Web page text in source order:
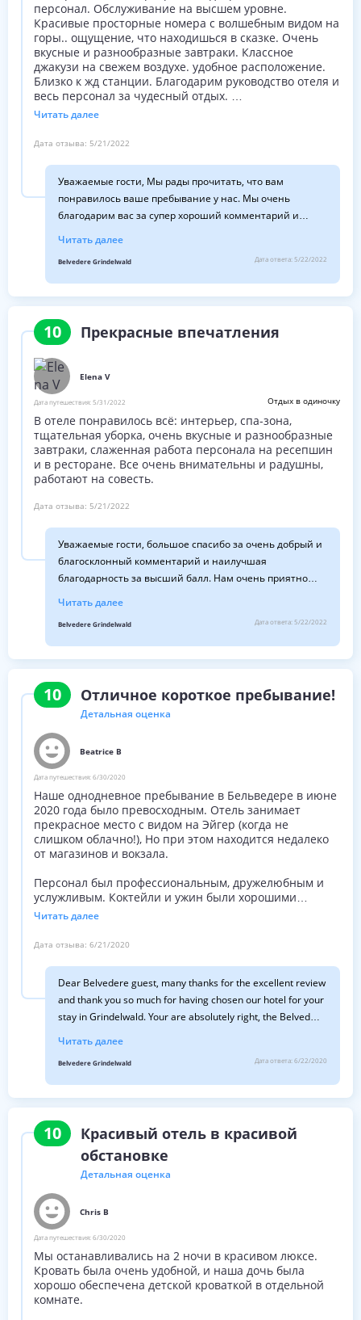
персонал. Обслуживание на высшем уровне.
Красивые просторные номера с волшебным видом на
горы.. ощущение, что находишься в сказке. Очень
вкусные и разнообразные завтраки. Классное
джакузи на свежем воздухе. удобное расположение.
Близко к жд станции. Благодарим руководство отеля и
весь персонал за чудесный отдых.
Светлана. Киев
Читать далее
Дата отзыва: 5/21/2022
Уважаемые гости, Мы рады прочитать, что вам
понравилось ваше пребывание у нас. Мы очень
благодарим вас за супер хороший комментарий и
теплыми пожеланиями Урс-Б. Хаузер с семьей и
сотрудниками
Читать далее
Belvedere Grindelwald Дата ответа:5/22/2022
10 Прекрасные впечатления
Elena V
Дата путешествия:5/31/2022 Отдых в одиночку
В отеле понравилось всё: интерьер, спа-зона,
тщательная уборка, очень вкусные и разнообразные
завтраки, слаженная работа персонала на ресепшин
и в ресторане. Все очень внимательны и радушны,
работают на совесть.
Дата отзыва: 5/21/2022
Уважаемые гости, большое спасибо за очень добрый и
благосклонный комментарий и наилучшая
благодарность за высший балл. Нам очень приятно
Мы желаем вам всего наилучшего и будем рады
приветствовать вас снова. С наилучшими
пожеланиями Урс-Б. Хаузер с семьей и сотрудниками
Читать далее
Belvedere Grindelwald Дата ответа:5/22/2022
10 Отличное короткое пребывание!
Детальная оценка
Beatrice B
Дата путешествия:6/30/2020
Наше однодневное пребывание в Бельведере в июне
2020 года было превосходным. Отель занимает
прекрасное место с видом на Эйгер (когда не
слишком облачно!), Но при этом находится недалеко
от магазинов и вокзала.
Персонал был профессиональным, дружелюбным и
услужливым. Коктейли и ужин были хорошими
(несмотря на несколько ограниченное меню,
связанное с Covid). Завтрак был восхитительным -
хороший выбор хорошо оформлен. Обслуживание в
Белеведере - отличный выбор в качестве базы для
знакомства с регионом.
Читать далее
Дата отзыва: 6/21/2020
Dear Belvedere guest, many thanks for the excellent review
and thank you so much for having chosen our hotel for your
stay in Grindelwald. Your are absolutely right, the Belvedere
Within 1h to 1.20h by car, you can reach our capital Bern or
Lucerne, it takes only 1.5h to lake Geneva. But yes, the area,
the Jungfrau-Region, is offering so much within 15 miles,
there is already a lot to be explored. Hoping to have the
pleasure of welcoming you back soon, we remain with best
regards Urs-B. Hauser with family and staff
Читать далее
Belvedere Grindelwald Дата ответа:6/22/2020
10
Красивый отель в красивой
обстановке
Детальная оценка
Chris B
Дата путешествия:6/30/2020
Мы останавливались на 2 ночи в красивом люксе.
Кровать была очень удобной, и наша дочь была
хорошо обеспечена детской кроваткой в отдельной
комнате.